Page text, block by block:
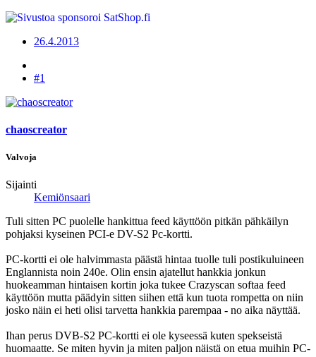
26.4.2013
#1
chaoscreator
Valvoja
Sijainti
Kemiönsaari
Tuli sitten PC puolelle hankittua feed käyttöön pitkän pähkäilyn
pohjaksi kyseinen PCI-e DV-S2 Pc-kortti.
PC-kortti ei ole halvimmasta päästä hintaa tuolle tuli postikuluineen
Englannista noin 240e. Olin ensin ajatellut hankkia jonkun
huokeamman hintaisen kortin joka tukee Crazyscan softaa feed
käyttöön mutta päädyin sitten siihen että kun tuota rompetta on niin
josko näin ei heti olisi tarvetta hankkia parempaa - no aika näyttää.
Ihan perus DVB-S2 PC-kortti ei ole kyseessä kuten spekseistä
huomaatte. Se miten hyvin ja miten paljon näistä on etua muihin PC-